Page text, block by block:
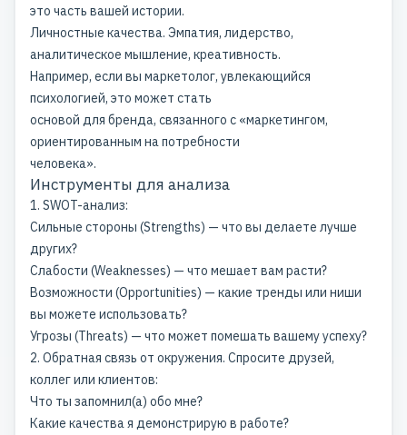
это часть вашей истории.
Личностные качества. Эмпатия, лидерство,
аналитическое мышление, креативность.
Например, если вы маркетолог, увлекающийся
психологией, это может стать
основой для бренда, связанного с «маркетингом,
ориентированным на потребности
человека».
Инструменты для анализа
1. SWOT-анализ:
Сильные стороны (Strengths) — что вы делаете лучше
других?
Слабости (Weaknesses) — что мешает вам расти?
Возможности (Opportunities) — какие тренды или ниши
вы можете использовать?
Угрозы (Threats) — что может помешать вашему успеху?
2. Обратная связь от окружения. Спросите друзей,
коллег или клиентов:
Что ты запомнил(а) обо мне?
Какие качества я демонстрирую в работе?